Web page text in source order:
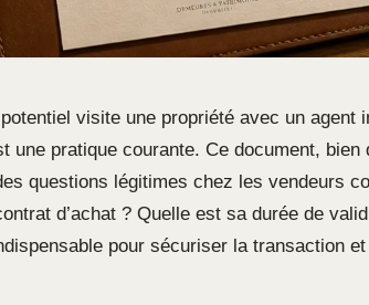
potentiel visite une propriété avec un agent
une pratique courante. Ce document, bien
questions légitimes chez les vendeurs
d’achat ? Quelle est sa durée de
pour sécuriser la transaction